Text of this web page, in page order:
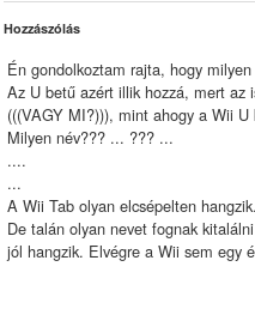
Hozzászólás
Én gondolkoztam rajta, hogy
Az U betű azért illik hozzá, mert az
(((VAGY MI?))), mint ahogy a Wii
Milyen név??? ... ??? ...
....
...
A Wii Tab olyan elcsépelten hangzik.
De talán olyan nevet fognak
jól hangzik. Elvégre a Wii sem egy